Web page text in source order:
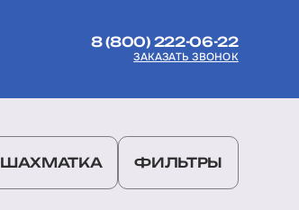
8 (800) 222-06-22
ЗАКАЗАТЬ ЗВОНОК
ШАХМАТКА ФИЛЬТРЫ